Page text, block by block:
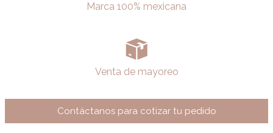
Marca 100% mexicana
Venta de mayoreo
Contáctanos para cotizar tu pedido